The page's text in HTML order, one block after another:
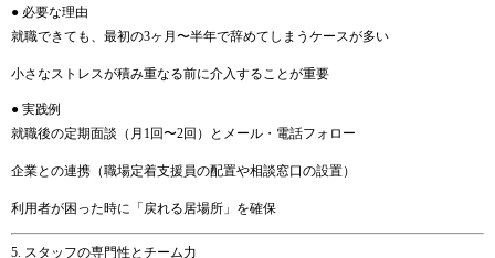
● 必要な理由
就職できても、最初の3ヶ月〜半年で辞めてしまうケースが多い
小さなストレスが積み重なる前に介入することが重要
● 実践例
就職後の定期面談（月1回〜2回）とメール・電話フォロー
企業との連携（職場定着支援員の配置や相談窓口の設置）
利用者が困った時に「戻れる居場所」を確保
5. スタッフの専門性とチーム力